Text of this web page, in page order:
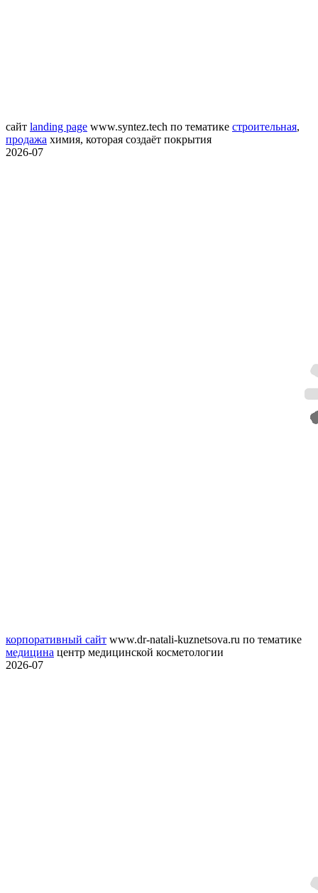
сайт landing page www.syntez.tech по тематике строительная,
продажа химия, которая создаёт покрытия
2026-07
корпоративный сайт www.dr-natali-kuznetsova.ru по тематике
медицина центр медицинской косметологии
2026-07